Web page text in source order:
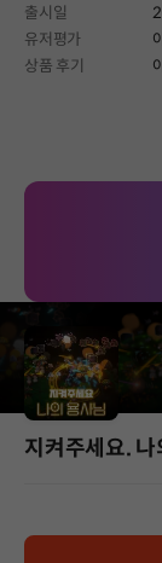
출시일
유저평가
상품 후기
지켜주세요. 나